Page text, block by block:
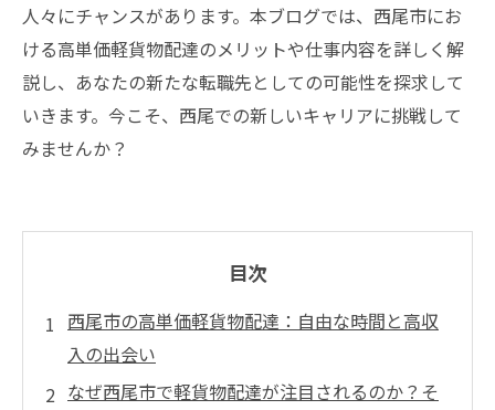
人々にチャンスがあります。本ブログでは、西尾市にお
ける高単価軽貨物配達のメリットや仕事内容を詳しく解
説し、あなたの新たな転職先としての可能性を探求して
いきます。今こそ、西尾での新しいキャリアに挑戦して
みませんか？
目次
西尾市の高単価軽貨物配達：自由な時間と高収
入の出会い
なぜ西尾市で軽貨物配達が注目されるのか？そ